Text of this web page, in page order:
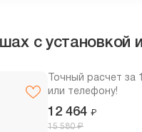
с установкой
Точный расчет
или телефону!
12 464 ₽
15 580₽